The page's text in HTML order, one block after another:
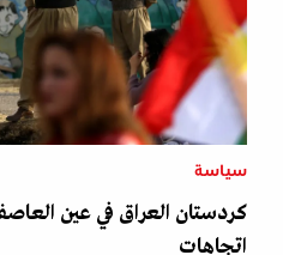
سياسة
كردستان العراق في عين
اتجاهات